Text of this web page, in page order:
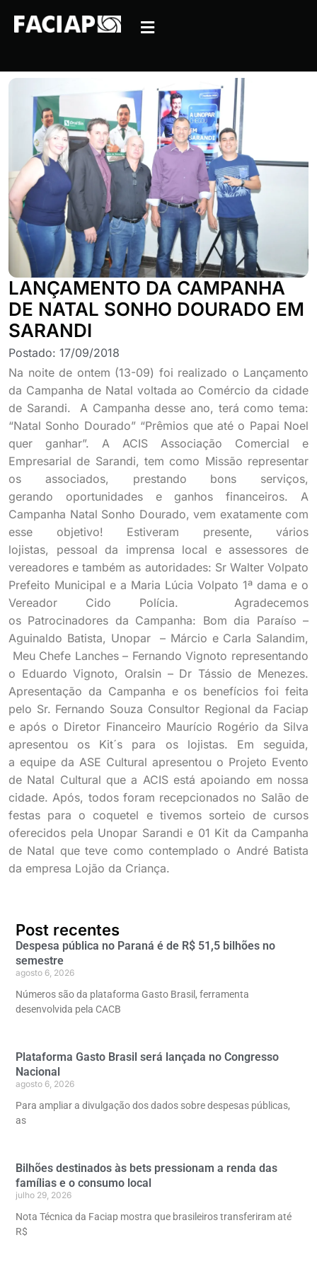
LANÇAMENTO DA CAMPANHA
DE NATAL SONHO DOURADO EM
SARANDI
Postado: 17/09/2018
Na noite de ontem (13-09) foi realizado o Lançamento
da Campanha de Natal voltada ao Comércio da cidade
de Sarandi. A Campanha desse ano, terá como tema:
“Natal Sonho Dourado” “Prêmios que até o Papai Noel
quer ganhar”. A ACIS Associação Comercial e
Empresarial de Sarandi, tem como Missão representar
os associados, prestando bons serviços,
gerando oportunidades e ganhos financeiros. A
Campanha Natal Sonho Dourado, vem exatamente com
esse objetivo! Estiveram presente, vários
lojistas, pessoal da imprensa local e assessores de
vereadores e também as autoridades: Sr Walter Volpato
Prefeito Municipal e a Maria Lúcia Volpato 1ª dama e o
Vereador Cido Polícia. Agradecemos
os Patrocinadores da Campanha: Bom dia Paraíso –
Aguinaldo Batista, Unopar – Márcio e Carla Salandim,
Meu Chefe Lanches – Fernando Vignoto representando
o Eduardo Vignoto, Oralsin – Dr Tássio de Menezes.
Apresentação da Campanha e os benefícios foi feita
pelo Sr. Fernando Souza Consultor Regional da Faciap
e após o Diretor Financeiro Maurício Rogério da Silva
apresentou os Kit´s para os lojistas. Em seguida,
a equipe da ASE Cultural apresentou o Projeto Evento
de Natal Cultural que a ACIS está apoiando em nossa
cidade. Após, todos foram recepcionados no Salão de
festas para o coquetel e tivemos sorteio de cursos
oferecidos pela Unopar Sarandi e 01 Kit da Campanha
de Natal que teve como contemplado o André Batista
da empresa Lojão da Criança.
Post recentes
Despesa pública no Paraná é de R$ 51,5 bilhões no
semestre
agosto 6, 2026
Números são da plataforma Gasto Brasil, ferramenta
desenvolvida pela CACB
Plataforma Gasto Brasil será lançada no Congresso
Nacional
agosto 6, 2026
Para ampliar a divulgação dos dados sobre despesas públicas,
as
Bilhões destinados às bets pressionam a renda das
famílias e o consumo local
julho 29, 2026
Nota Técnica da Faciap mostra que brasileiros transferiram até
R$